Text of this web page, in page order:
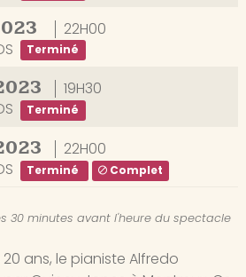
22H00
Terminé
19H30
Terminé
22H00
Terminé Complet
30 minutes avant l'heure du spectacle
ans, le pianiste Alfredo